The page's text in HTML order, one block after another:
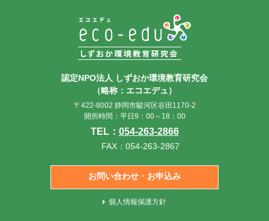
認定NPO法人 しずおか環境教育研究会
（略称：エコエデュ）
〒422-8002 静岡市駿河区谷田1170-2
開所時間：平日9：00～18：00
TEL： 054-263-2866
FAX：054-263-2867
お問い合わせ・お申込み
個人情報保護方針